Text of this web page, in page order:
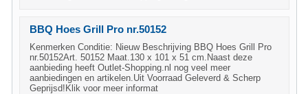
BBQ Hoes Grill Pro nr.50152
Kenmerken Conditie: Nieuw Beschrijving BBQ Hoes Grill Pro
nr.50152Art. 50152 Maat.130 x 101 x 51 cm.Naast deze
aanbieding heeft Outlet-Shopping.nl nog veel meer
aanbiedingen en artikelen.Uit Voorraad Geleverd & Scherp
Geprijsd!Klik voor meer informat